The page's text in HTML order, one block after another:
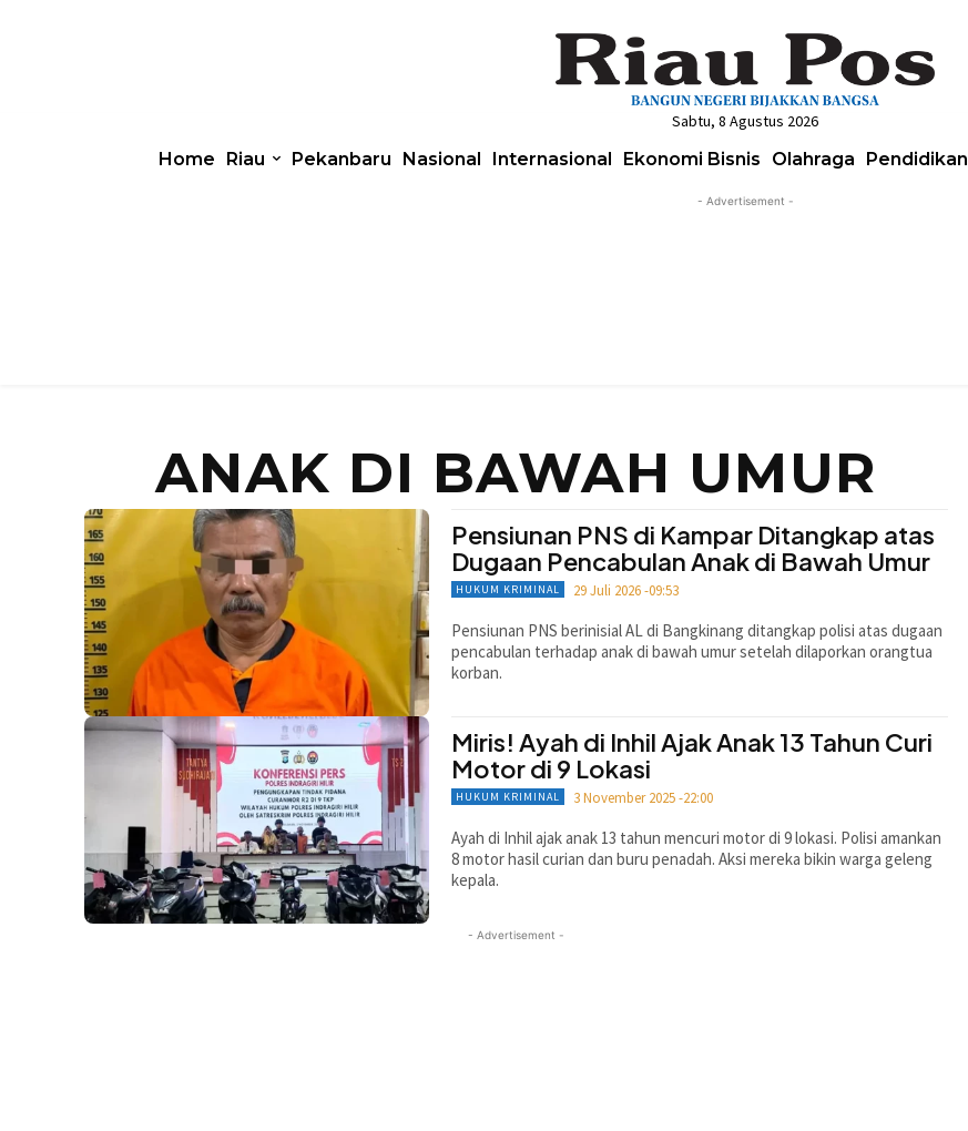
Sabtu, 8 Agustus 2026
Home Riau Pekanbaru Nasional Internasional Ekonomi Bisnis Olahraga Pendidikan
- Advertisement -
ANAK DI BAWAH UMUR
Pensiunan PNS di Kampar Ditangkap atas
Dugaan Pencabulan Anak di Bawah Umur
HUKUM KRIMINAL 29 Juli 2026 -09:53
Pensiunan PNS berinisial AL di Bangkinang ditangkap polisi atas dugaan
pencabulan terhadap anak di bawah umur setelah dilaporkan orangtua
korban.
Miris! Ayah di Inhil Ajak Anak 13 Tahun Curi
Motor di 9 Lokasi
HUKUM KRIMINAL 3 November 2025 -22:00
Ayah di Inhil ajak anak 13 tahun mencuri motor di 9 lokasi. Polisi amankan
8 motor hasil curian dan buru penadah. Aksi mereka bikin warga geleng
kepala.
- Advertisement -